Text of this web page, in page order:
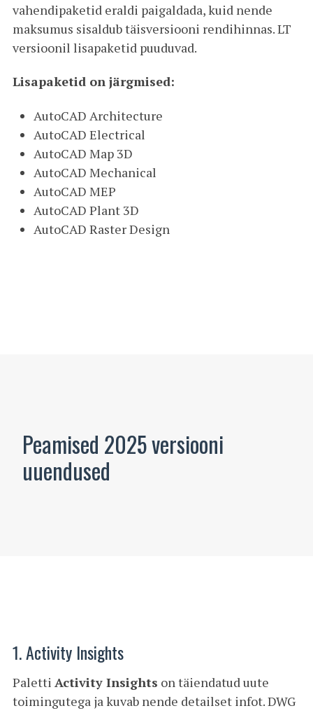
vahendipaketid eraldi paigaldada, kuid nende
maksumus sisaldub täisversiooni rendihinnas. LT
versioonil lisapaketid puuduvad.
Lisapaketid on järgmised:
AutoCAD Architecture
AutoCAD Electrical
AutoCAD Map 3D
AutoCAD Mechanical
AutoCAD MEP
AutoCAD Plant 3D
AutoCAD Raster Design
Peamised 2025 versiooni
uuendused
1. Activity Insights
Paletti Activity Insights on täiendatud uute
toimingutega ja kuvab nende detailset infot. DWG